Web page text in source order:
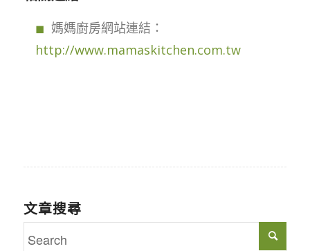
媽媽廚房網站連結：
http://www.mamaskitchen.com.tw
文章搜尋